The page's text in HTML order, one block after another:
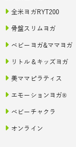
全米ヨガRYT200
骨盤スリムヨガ
ベビーヨガ&ママヨガ
リトル＆キッズヨガ
美ママピラティス
エモーションヨガ®
ベビーチャクラ
オンライン